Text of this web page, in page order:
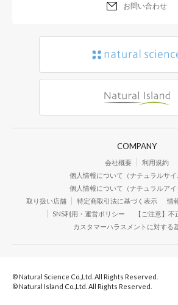
お問い合わせ
COMPANY
会社概要
利用規約
個人情報について（ナチュラルサイ
個人情報について（ナチュラルアイ
取り扱い店舗
特定商取引法に基づく表示
情
SNS利用・運営ポリシー
【ご注意】
カスタマーハラスメントに対する
© Natural Science Co.,Ltd. All Rights Reserved.
© Natural Island Co.,Ltd. All Rights Reserved.